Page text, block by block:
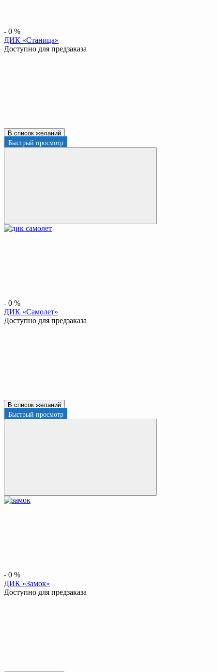
- 0 %
ДИК «Станица»
Доступно для предзаказа
В список желаний
Быстрый просмотр
- 0 %
ДИК «Самолет»
Доступно для предзаказа
В список желаний
Быстрый просмотр
- 0 %
ДИК «Замок»
Доступно для предзаказа